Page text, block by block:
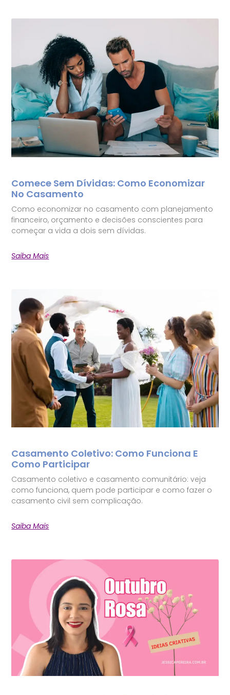
Comece Sem Dívidas: Como Economizar
No Casamento
Como economizar no casamento com planejamento
financeiro, orçamento e decisões conscientes para
começar a vida a dois sem dívidas.
Saiba Mais
Casamento Coletivo: Como Funciona E
Como Participar
Casamento coletivo e casamento comunitário: veja
como funciona, quem pode participar e como fazer o
casamento civil sem complicação.
Saiba Mais